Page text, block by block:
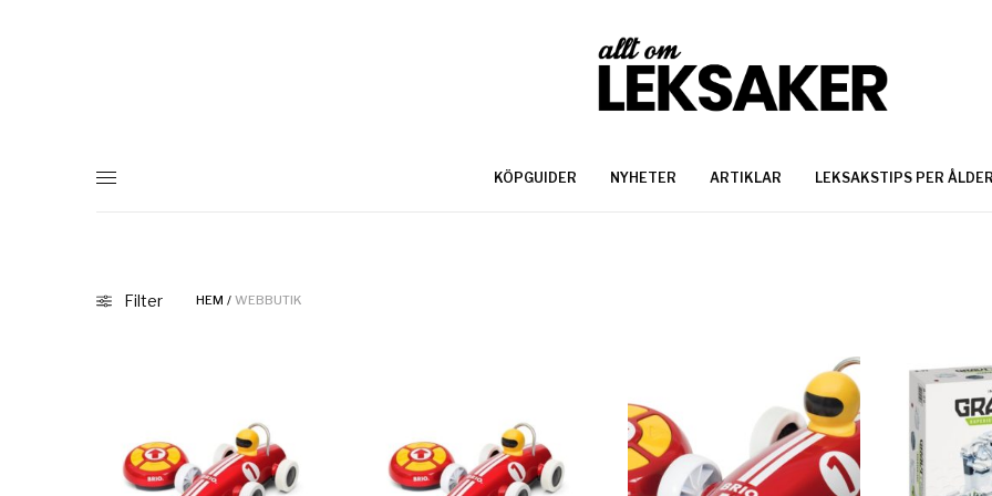
KÖPGUIDER NYHETER ARTIKLAR LEKSAKSTIPS PER
Filter HEM / WEBBUTIK